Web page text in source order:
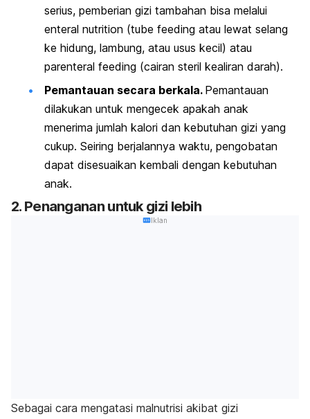
serius, pemberian gizi tambahan bisa melalui
enteral nutrition (tube feeding atau lewat selang
ke hidung, lambung, atau usus kecil) atau
parenteral feeding (cairan steril kealiran darah).
Pemantauan secara berkala. Pemantauan
dilakukan untuk mengecek apakah anak
menerima jumlah kalori dan kebutuhan gizi yang
cukup. Seiring berjalannya waktu, pengobatan
dapat disesuaikan kembali dengan kebutuhan
anak.
2. Penanganan untuk gizi lebih
Iklan
Sebagai cara mengatasi malnutrisi akibat gizi